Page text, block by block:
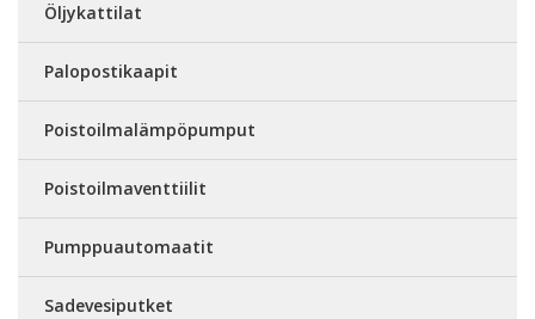
Öljykattilat
Palopostikaapit
Poistoilmalämpöpumput
Poistoilmaventtiilit
Pumppuautomaatit
Sadevesiputket